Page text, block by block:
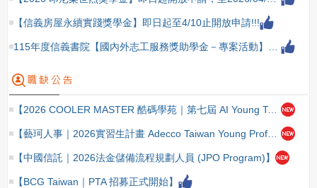
【信義房屋永續實踐獎學金】即日起至4/10止開放申請!!!
【2026 COOLER MASTER 酷碼學苑｜第七屆 AI Young Talent 實習計畫正式開跑！】
【中國信託｜2026法金儲備流程規劃人員 (JPO Program)】
【BCG Taiwan｜PTA 招募正式開始】